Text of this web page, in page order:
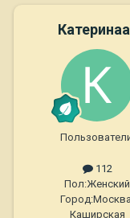
Катеринаа
112
Пол:Женский
Город:
Каширская